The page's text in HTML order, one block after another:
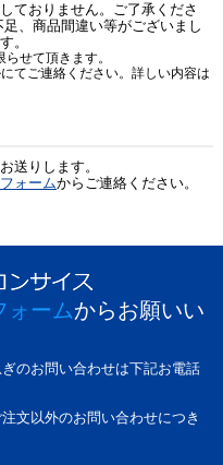
ておりません。ご了承くださ
、商品間違い等がございまし
。
せて頂きます。
てご連絡ください。詳しい内容は
送りします。
ォームからご連絡ください。
ォームからお願いい
のお問い合わせは下記お電話
文以外のお問い合わせにつき